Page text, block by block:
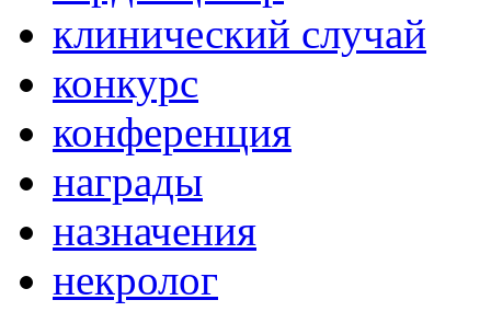
клинический случай
конкурс
конференция
награды
назначения
некролог